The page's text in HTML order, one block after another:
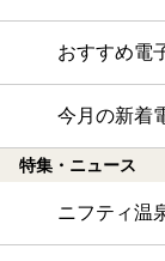
おすすめ電
今月の新着
特集・ニュース
ニフティ温